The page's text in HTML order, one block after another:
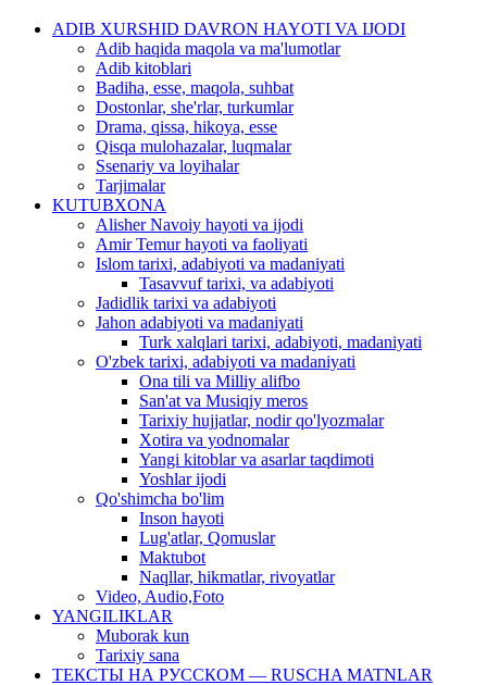
ADIB XURSHID DAVRON HAYOTI VA IJODI
Adib haqida maqola va ma'lumotlar
Adib kitoblari
Badiha, esse, maqola, suhbat
Dostonlar, she'rlar, turkumlar
Drama, qissa, hikoya, esse
Qisqa mulohazalar, luqmalar
Ssenariy va loyihalar
Tarjimalar
KUTUBXONA
Alisher Navoiy hayoti va ijodi
Amir Temur hayoti va faoliyati
Islom tarixi, adabiyoti va madaniyati
Tasavvuf tarixi, va adabiyoti
Jadidlik tarixi va adabiyoti
Jahon adabiyoti va madaniyati
Turk xalqlari tarixi, adabiyoti, madaniyati
O'zbek tarixi, adabiyoti va madaniyati
Ona tili va Milliy alifbo
San'at va Musiqiy meros
Tarixiy hujjatlar, nodir qo'lyozmalar
Xotira va yodnomalar
Yangi kitoblar va asarlar taqdimoti
Yoshlar ijodi
Qo'shimcha bo'lim
Inson hayoti
Lug'atlar, Qomuslar
Maktubot
Naqllar, hikmatlar, rivoyatlar
Video, Audio,Foto
YANGILIKLAR
Muborak kun
Tarixiy sana
ТЕКСТЫ НА РУССКОМ — RUSCHA MATNLAR